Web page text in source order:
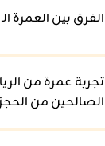
الفرق بين العمرة الـ VIP والعمرة العادية
تجربة عمرة من
الصالحين من